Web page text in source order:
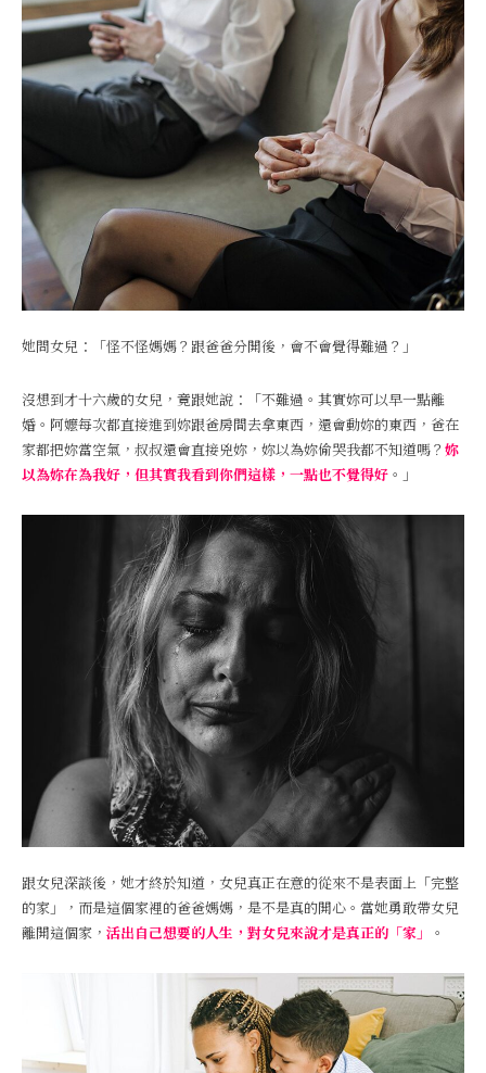
她問女兒：「怪不怪媽媽？跟爸爸分開後，會不會覺得難過？」
沒想到才十六歲的女兒，竟跟她說：「不難過。其實妳可以早一點離
婚。阿嬤每次都直接進到妳跟爸房間去拿東西，還會動妳的東西，爸在
家都把妳當空氣，叔叔還會直接兇妳，妳以為妳偷哭我都不知道嗎？ 妳
以為妳在為我好，但其實我看到你們這樣，一點也不覺得好 。」
跟女兒深談後，她才終於知道，女兒真正在意的從來不是表面上「完整
的家」，而是這個家裡的爸爸媽媽，是不是真的開心。當她勇敢帶女兒
離開這個家， 活出自己想要的人生，對女兒來說才是真正的「家」 。